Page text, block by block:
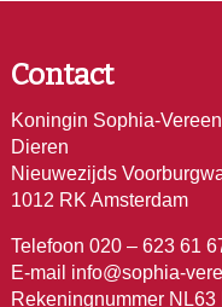
Contact
Koningin Sophia-
Dieren
Nieuwezijds
1012 RK Amsterdam
Telefoon 020 – 623 61
E-mail info@sophia-
Rekeningnummer